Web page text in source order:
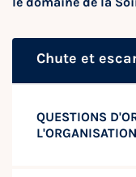
Chute et
QUESTIONS